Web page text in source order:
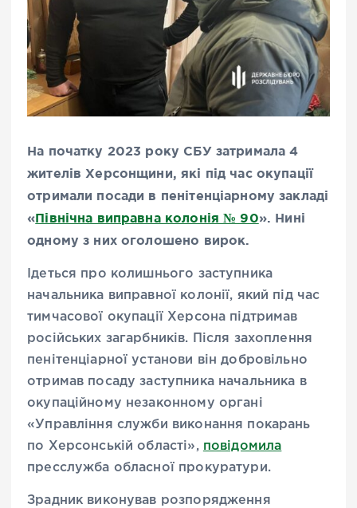
На початку 2023 року СБУ затримала 4
жителів Херсонщини, які під час окупації
отримали посади в пенітенціарному закладі
«Північна виправна колонія № 90». Нині
одному з них оголошено вирок.
Ідеться про колишнього заступника
начальника виправної колонії, який під час
тимчасової окупації Херсона підтримав
російських загарбників. Після захоплення
пенітенціарної установи він добровільно
отримав посаду заступника начальника в
окупаційному незаконному органі
«Управління служби виконання покарань
по Херсонській області», повідомила
пресслужба обласної прокуратури.
Зрадник виконував розпорядження